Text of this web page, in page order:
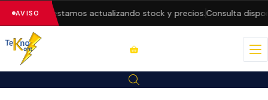
AVISO
la web — estamos actualizando stock y precios.Consulta